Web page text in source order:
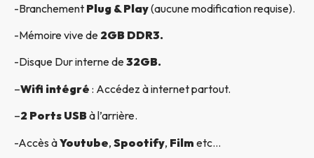
-Branchement Plug & Play(aucune modification requise).
-Mémoire vive de 2GB DDR3.
-Disque Dur interne de32GB.
–Wifi intégré : Accédez à internet partout.
–2 Ports USBà l’arrière.
-Accès àYoutube, Spootify, Film etc…